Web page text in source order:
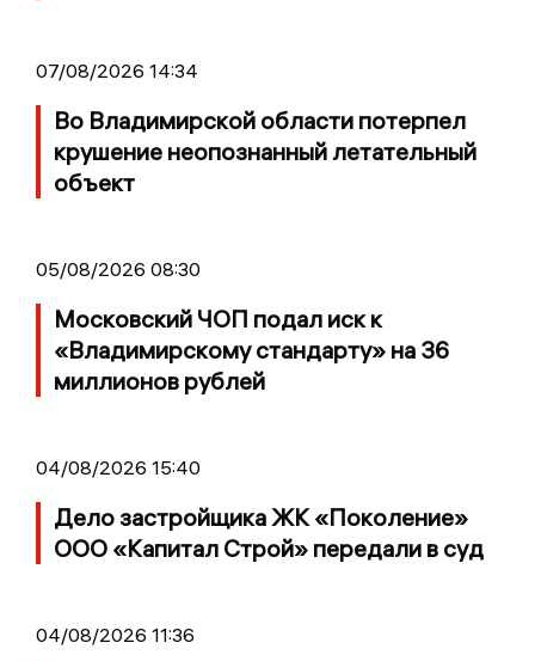
07/08/2026 14:34
Во Владимирской области потерпел
крушение неопознанный летательный
объект
05/08/2026 08:30
Московский ЧОП подал иск к
«Владимирскому стандарту» на 36
миллионов рублей
04/08/2026 15:40
Дело застройщика ЖК «Поколение»
ООО «Капитал Строй» передали в суд
04/08/2026 11:36